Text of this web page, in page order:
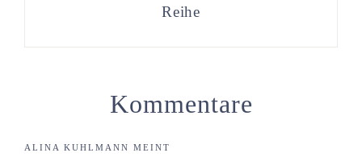
Reihe
Kommentare
ALINA KUHLMANN MEINT